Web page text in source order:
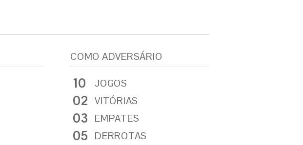
COMO ADVERSÁRIO
10 JOGOS
02 VITÓRIAS
03 EMPATES
05 DERROTAS